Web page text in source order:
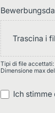
Trascina i
Tipi di file accettati:
Dimensione max
Ich stimme